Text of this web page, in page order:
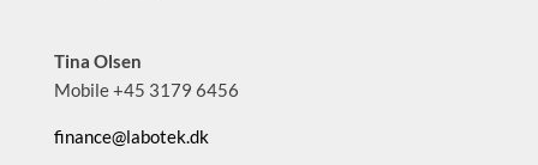
Tina Olsen
Mobile +45 3179 6456
finance@labotek.dk